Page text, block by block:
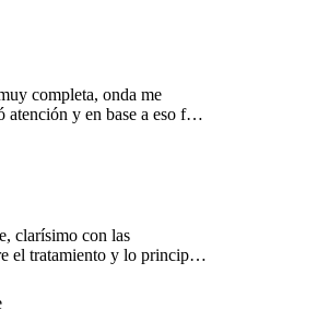
completa, onda me
atención y en base a eso fue
y molestias por lo que se
le importas, me hizo una
ejercicios y naa
clarísimo con las
el tratamiento y lo principal
de la salud del paciente en
del EPI